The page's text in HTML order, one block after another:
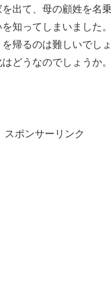
出て、母の顧姓を名
知ってしまいました
を帰るのは難しいでし
どうなのでしょうか。
スポンサーリンク